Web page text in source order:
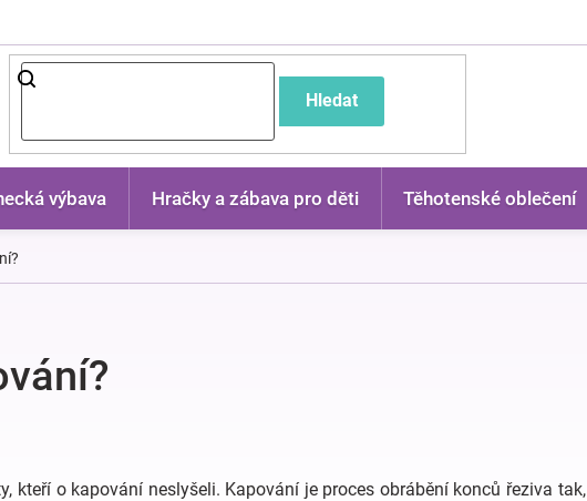
Hledat
výbava Hračky a zábava pro děti Těhotenské oblečení
kteří o kapování neslyšeli. Kapování je proces obrábění konců řeziva